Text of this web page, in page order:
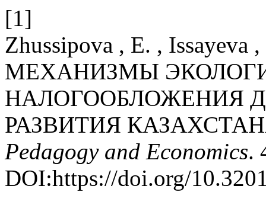
[1]
Zhussipova , E. , Issayeva
МЕХАНИЗМЫ
НАЛОГООБЛОЖЕНИЯ
РАЗВИТИЯ
Pedagogy and Economics.
DOI:https://doi.org/